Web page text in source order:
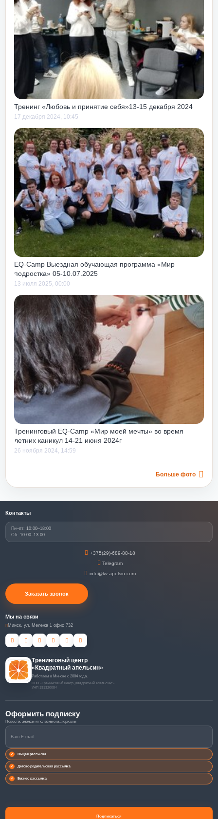
и принятию
и принятие
для
или после
как чуть с
тоже учит
своих, так и
получать
и работы!
Тренинг «Любовь и принятие себя»13-15 декабря 2024
17 декабря 2024, 10:45
EQ-Camp Выездная обучающая программа «Мир
подростка» 05-10.07.2025
13 июля 2025, 00:00
Тренинговый EQ-Camp «Мир моей мечты» во время
летних каникул 14-21 июня 2024г
26 ноября 2024, 14:59
Больше фото
Тренинговый центр
«Квадратный апельсин»
Работаем в Минске с 2004 года.
ООО «Тренинговый центр „Квадратный апельсин“»
УНП 191320084
Контакты
+375(29)-689-88-18
Telegram
info@kv-apelsin.com
Заказать звонок
Пн–пт: 10:00–18:00
Сб: 10:00–13:00
Мы на связи
Минск, ул. Мележа 1 офис 732
Оформить подписку
Общая рассылка
Детско-родительская рассылка
Бизнес рассылка